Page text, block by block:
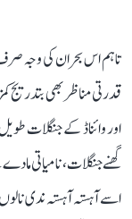
تاہم اس بحران کی وجہ
قدرتی مناظر بھی بتدریج
اور وائناڈ کے جنگلات
گھنے جنگلات، نامیاتی
اسے آہستہ آہستہ ندی